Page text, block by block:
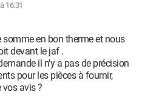
16:31
en bon therme et nous
devant le jaf .
il n'y a pas de précision
pour les pièces à fournir,
avis ?